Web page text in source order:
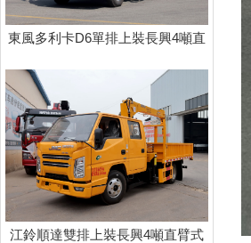
東風多利卡D6單排上裝長興4噸直
江鈴順達雙排上裝長興4噸直臂式